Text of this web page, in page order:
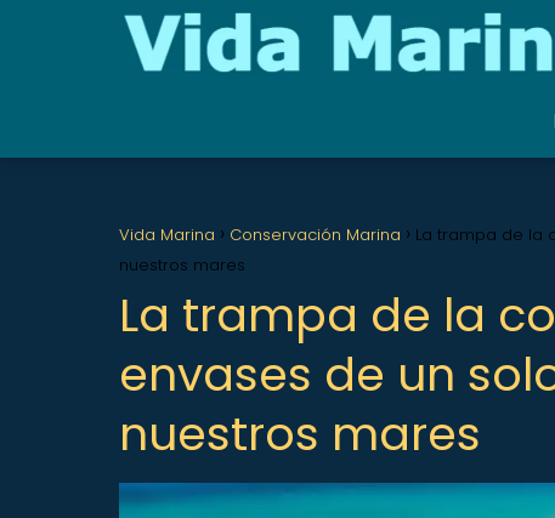
Vida Marina Conservación Marina
La trampa de la
nuestros mares
La trampa de la
envases de un
nuestros mares